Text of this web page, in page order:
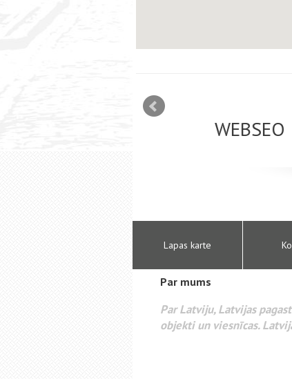
WEBSEO
Lapas karte
Par mums
Par Latviju, Latvijas
objekti un viesnīcas.